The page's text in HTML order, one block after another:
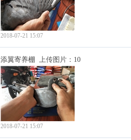
2018-07-21 15:07
添翼寄养棚 上传图片： 10
2018-07-21 15:07